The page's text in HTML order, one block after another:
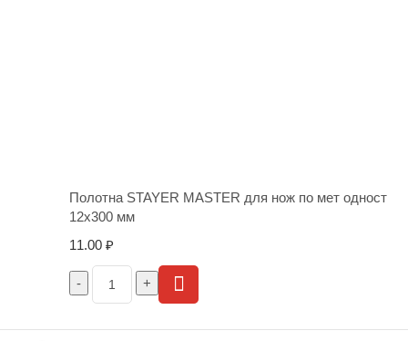
Полотна STAYER MASTER для нож по мет одност
12х300 мм
11.00 ₽